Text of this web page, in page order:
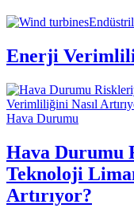
Enerji
Hava Durumu
Hava Durumu
Teknoloji
Artırıyor?